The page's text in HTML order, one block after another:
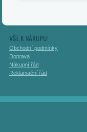
VŠE K NÁKUPU:
Obchodní podmínky
Doprava
Nákupní řád
Reklamační řád